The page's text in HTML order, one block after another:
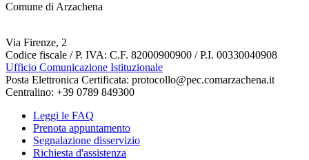
Comune di Arzachena
Via Firenze, 2
Codice fiscale / P. IVA: C.F. 82000900900 / P.I. 00330040908
Ufficio Comunicazione Istituzionale
Posta Elettronica Certificata: protocollo@pec.comarzachena.it
Centralino: +39 0789 849300
Leggi le FAQ
Prenota appuntamento
Segnalazione disservizio
Richiesta d'assistenza